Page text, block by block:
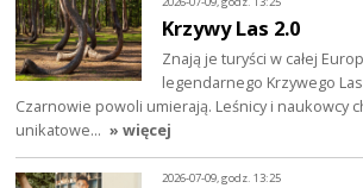
Krzywy Las 2.0
Znają je turyści w całej
legendarnego Krzywego
Czarnowie powoli umierają. Leśnicy i naukowcy
unikatowe… » więcej
2026-07-09, godz. 13:25